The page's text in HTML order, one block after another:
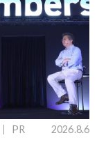
PR 2026.8.6